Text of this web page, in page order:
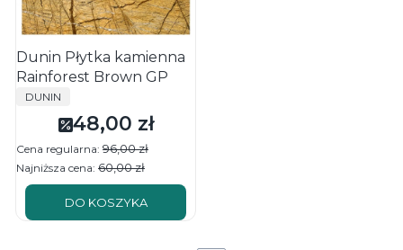
Dunin Płytka kamienna
Rainforest Brown GP
PRODUCENT
DUNIN
Cena promocyjna
48,00 zł
Cena regularna: 96,00 zł
Najniższa cena: 60,00 zł
DO KOSZYKA